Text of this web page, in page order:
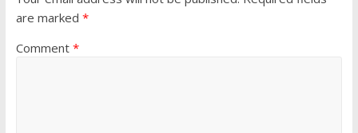
are marked *
Comment *